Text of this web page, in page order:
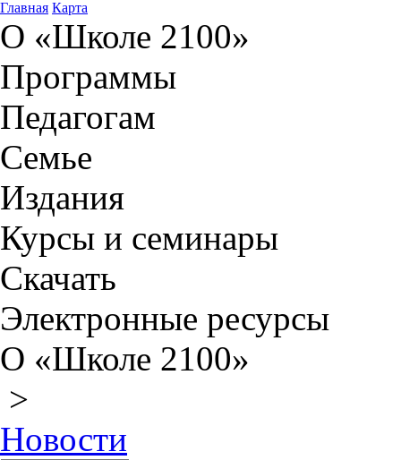
Главная Карта
О «Школе 2100»
Программы
Педагогам
Семье
Издания
Курсы и семинары
Скачать
Электронные ресурсы
О «Школе 2100»
>
Новости